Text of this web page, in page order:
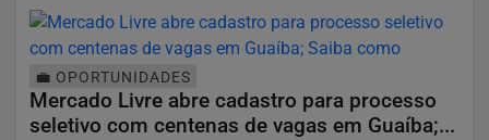
💼 OPORTUNIDADES
Mercado Livre abre cadastro para processo
seletivo com centenas de vagas em Guaíba;...